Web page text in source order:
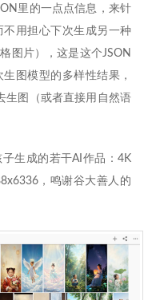
里的一点点信息，来针
用担心下次生成另一种
图片），这是这个JSON
图模型的多样性结果，
生图（或者直接用自然语
生成的若干AI作品：4K
，鸣谢谷大善人的